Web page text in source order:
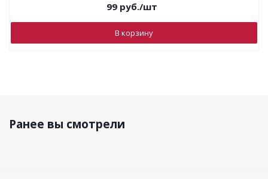
99 руб./шт
В корзину
Ранее вы смотрели